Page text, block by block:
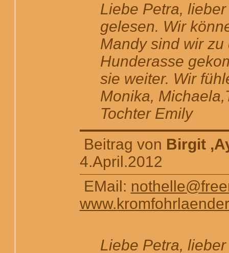
Liebe Petra,
gelesen. Wir
Mandy sind wir
Hunderasse
sie weiter. Wir
Monika,
Tochter Emily
Beitrag von Birgit
4.April.2012
EMail:
Liebe Petra, lieber